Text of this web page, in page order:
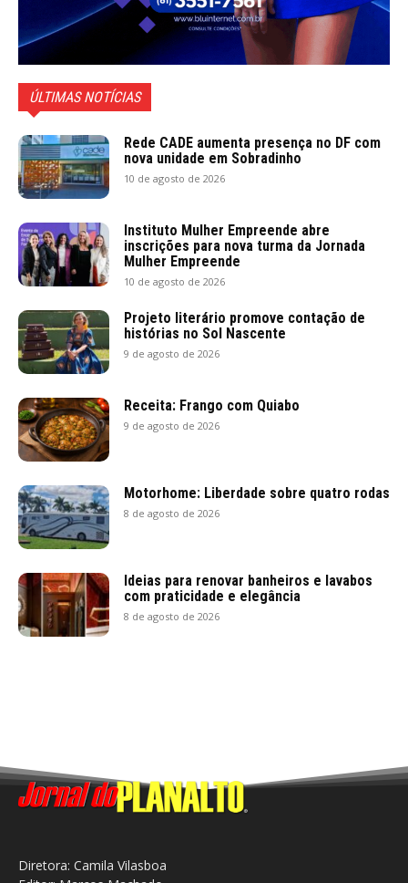
ÚLTIMAS NOTÍCIAS
Rede CADE aumenta presença no DF com
nova unidade em Sobradinho
10 de agosto de 2026
Instituto Mulher Empreende abre
inscrições para nova turma da Jornada
Mulher Empreende
10 de agosto de 2026
Projeto literário promove contação de
histórias no Sol Nascente
9 de agosto de 2026
Receita: Frango com Quiabo
9 de agosto de 2026
Motorhome: Liberdade sobre quatro rodas
8 de agosto de 2026
Ideias para renovar banheiros e lavabos
com praticidade e elegância
8 de agosto de 2026
Diretora: Camila Vilasboa